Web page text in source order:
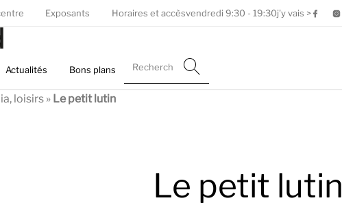
Exposants Horaires et accèsvendredi 9:30 - 19:30j'y vais >
Actualités Bons plans
loisirs » Le petit lutin
Le petit lutin